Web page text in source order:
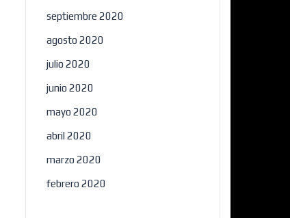
septiembre 2020
agosto 2020
julio 2020
junio 2020
mayo 2020
abril 2020
marzo 2020
febrero 2020